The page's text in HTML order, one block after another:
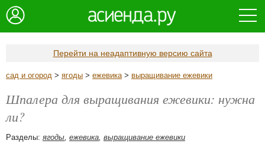
Перейти на неадаптивную версию сайта
сад и огород > ягоды > ежевика> выращивание ежевики
Шпалера для выращивания ежевики: нужна
ли?
Разделы: ягоды, ежевика, выращивание ежевики